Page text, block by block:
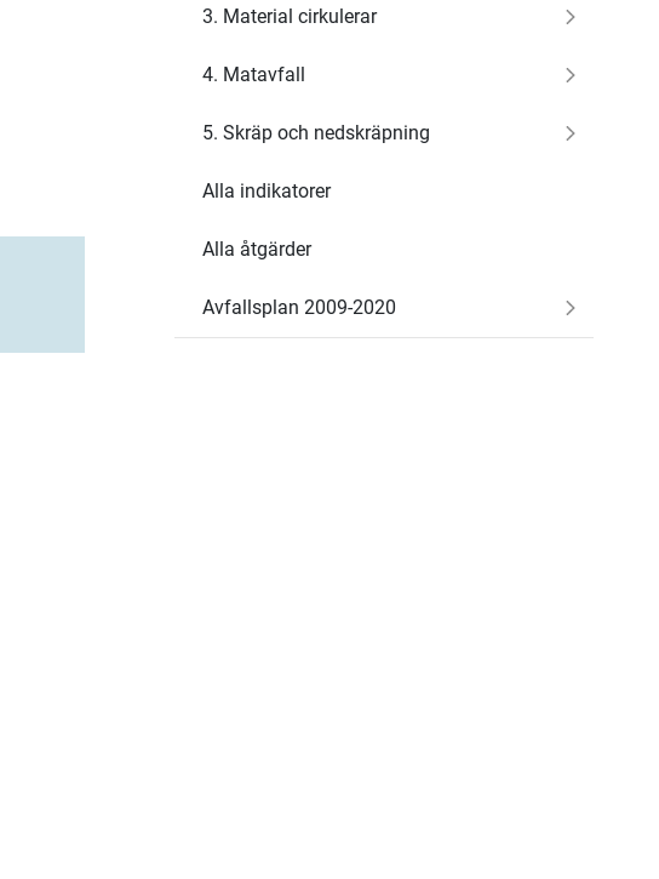
3. Material cirkulerar
4. Matavfall
5. Skräp och nedskräpning
Alla indikatorer
Alla åtgärder
Avfallsplan 2009-2020